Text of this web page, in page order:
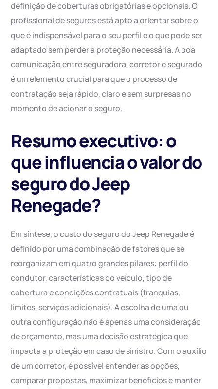
definição de coberturas obrigatórias e opcionais. O
profissional de seguros está apto a orientar sobre o
que é indispensável para o seu perfil e o que pode ser
adaptado sem perder a proteção necessária. A boa
comunicação entre seguradora, corretor e segurado
é um elemento crucial para que o processo de
contratação seja rápido, claro e sem surpresas no
momento de acionar o seguro.
Resumo executivo: o
que influencia o valor do
seguro do Jeep
Renegade?
Em síntese, o custo do seguro do Jeep Renegade é
definido por uma combinação de fatores que se
reorganizam em quatro grandes pilares: perfil do
condutor, características do veículo, tipo de
cobertura e condições contratuais (franquias,
limites, serviços adicionais). A escolha de uma ou
outra configuração não é apenas uma consideração
de orçamento, mas uma decisão estratégica que
impacta a proteção em caso de sinistro. Com o auxílio
de um corretor, é possível entender as opções,
comparar propostas, maximizar benefícios e manter